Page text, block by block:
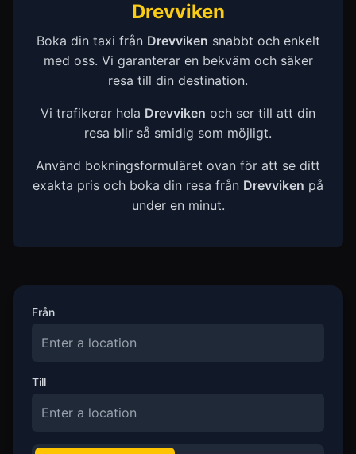
Drevviken
Boka din taxi från Drevviken snabbt och enkelt
med oss. Vi garanterar en bekväm och säker
resa till din destination.
Vi trafikerar hela Drevviken och ser till att din
resa blir så smidig som möjligt.
Använd bokningsformuläret ovan för att se ditt
exakta pris och boka din resa från Drevviken på
under en minut.
Från
Till